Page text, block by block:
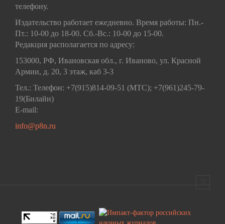
телефону.
Издательство работает ежедневно. Время работы: Пн.-
Пт.: 10-00 до 18-00. Сб.-Вс.: 10-00 до 15-00.
Редакция располагается по адресу:
153000, РФ, Ивановская обл., г. Иваново, ул. Красной
Армии, д. 20, 3 этаж, каб 3-3
Тел.: Телефон: +7(915)814-09-51 (МТС); +7(961)245-79-
19(Билайн)
E-mail:
info@p8n.ru